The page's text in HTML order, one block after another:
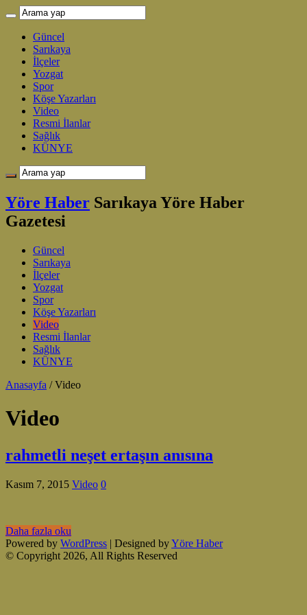
Güncel
Sarıkaya
İlçeler
Yozgat
Spor
Köşe Yazarları
Video
Resmi İlanlar
Sağlık
KÜNYE
Yöre Haber Sarıkaya Yöre Haber
Gazetesi
Güncel
Sarıkaya
İlçeler
Yozgat
Spor
Köşe Yazarları
Video
Resmi İlanlar
Sağlık
KÜNYE
Anasayfa / Video
Video
rahmetli neşet ertaşın anısına
Kasım 7, 2015 Video 0
Daha fazla oku
Powered by WordPress | Designed byYöre Haber
© Copyright 2026, All Rights Reserved